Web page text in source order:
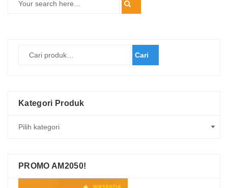
Cari
Kategori Produk
PROMO AM2050!